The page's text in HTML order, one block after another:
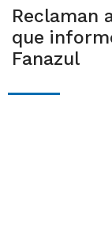
Reclaman
que
Fanazul